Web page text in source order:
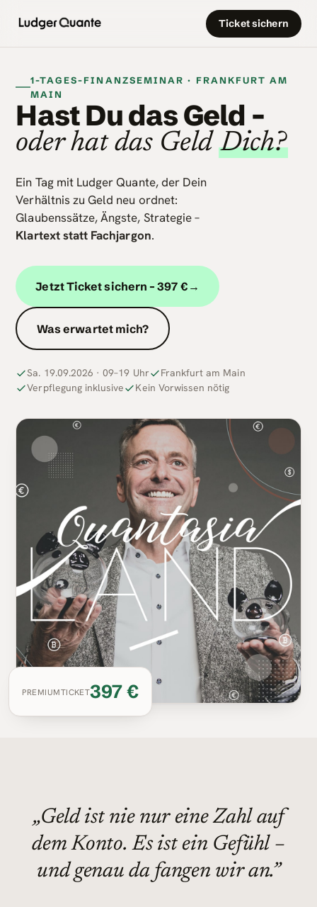
Ticket sichern
1-TAGES-FINANZSEMINAR · FRANKFURT AM
MAIN
Hast Du das Geld –
oder hat das GeldDich?
Ein Tag mit Ludger Quante, der Dein
Verhältnis zu Geld neu ordnet:
Glaubenssätze, Ängste, Strategie –
Klartext statt Fachjargon.
Jetzt Ticket sichern – 397 € →
Was erwartet mich?
Sa. 19.09.2026 · 09–19 Uhr
Frankfurt am Main
Verpflegung inklusive
Kein Vorwissen nötig
PREMIUMTICKET397 €
„Geld ist nie nur eine Zahl auf
dem Konto. Es ist ein Gefühl –
und genau da fangen wir an.”